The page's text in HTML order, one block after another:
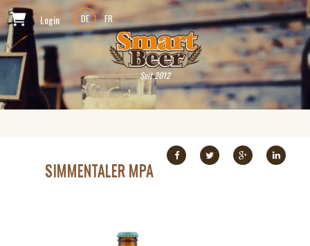
Login DE FR
Seit 2012
SIMMENTALER MPA